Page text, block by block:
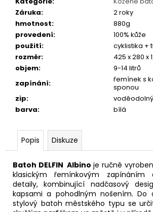
Záruka:
2 roky
hmotnost:
880g
provedení:
100% kůže
použití:
cyklistika +
rozměr:
425 x 280 x
objem:
9-14 litrů
zapínání:
řemínek s
sponou
zip:
voděodolný
barva: bílá
Popis Diskuze
Batoh DELFIN Albinoje ručně
klasickým řemínkovým zapínáním
detaily, kombinující nadčasový
kapsami a pohodlným nošením. Do
stylový batoh městského typu se
e
m
e
SEDLO
MONTE
GRAPPA
VENICE
843